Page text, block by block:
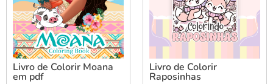
Livro de Colorir Moana
em pdf
Livro de Colorir
Raposinhas